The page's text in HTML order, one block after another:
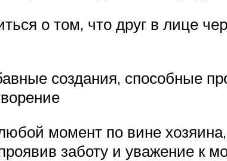
о том, что друг в лице
создания, способные
момент по вине
заботу и уважение к